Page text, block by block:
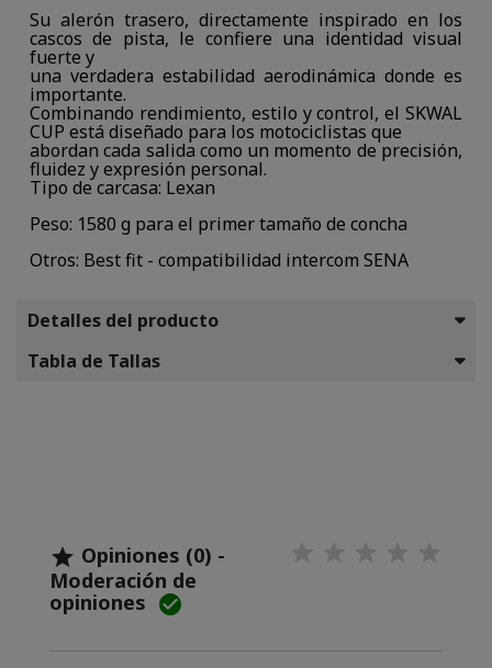
Su alerón trasero, directamente inspirado en los
cascos de pista, le confiere una identidad visual
fuerte y
una verdadera estabilidad aerodinámica donde es
importante.
Combinando rendimiento, estilo y control, el SKWAL
CUP está diseñado para los motociclistas que
abordan cada salida como un momento de precisión,
fluidez y expresión personal.
Tipo de carcasa: Lexan
Peso: 1580 g para el primer tamaño de concha
Otros: Best fit - compatibilidad intercom SENA
Detalles del producto
Tabla de Tallas
 Opiniones (0) -
Moderación de
opiniones 